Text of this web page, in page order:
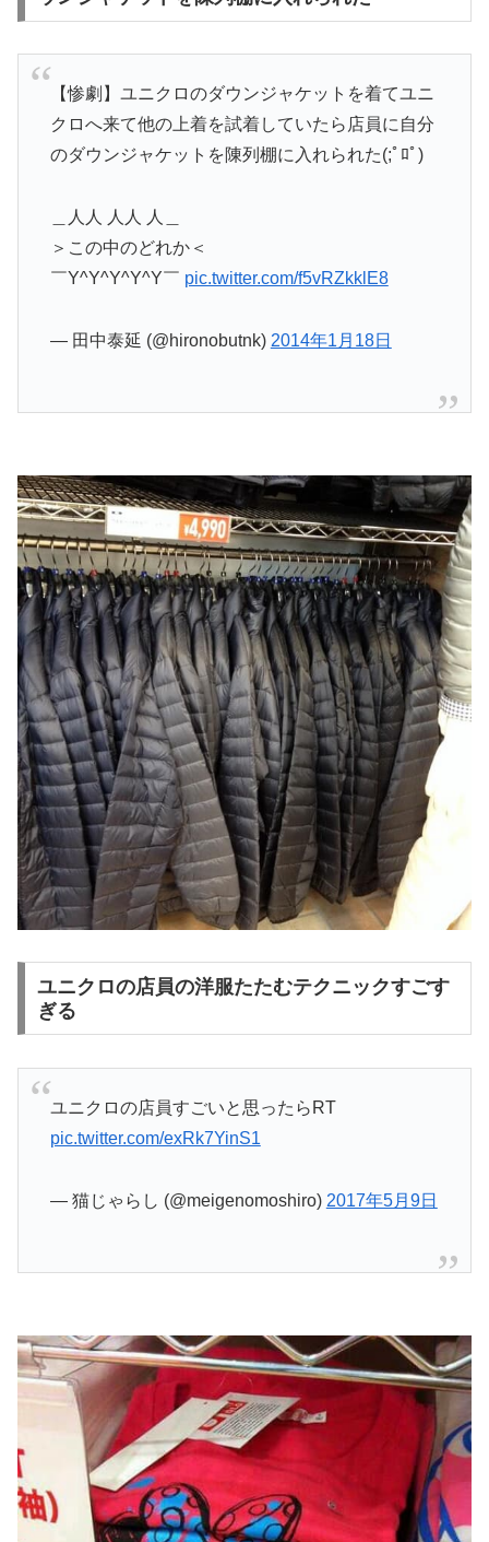
【惨劇】ユニクロのダウンジャケットを着てユニ
クロへ来て他の上着を試着していたら店員に自分
のダウンジャケットを陳列棚に入れられた(;ﾟﾛﾟ)
＿人人 人人 人＿
＞この中のどれか＜
￣Y^Y^Y^Y^Y￣ pic.twitter.com/f5vRZkklE8
— 田中泰延 (@hironobutnk) 2014年1月18日
ユニクロの店員の洋服たたむテクニックすごす
ぎる
ユニクロの店員すごいと思ったらRT
pic.twitter.com/exRk7YinS1
— 猫じゃらし (@meigenomoshiro) 2017年5月9日